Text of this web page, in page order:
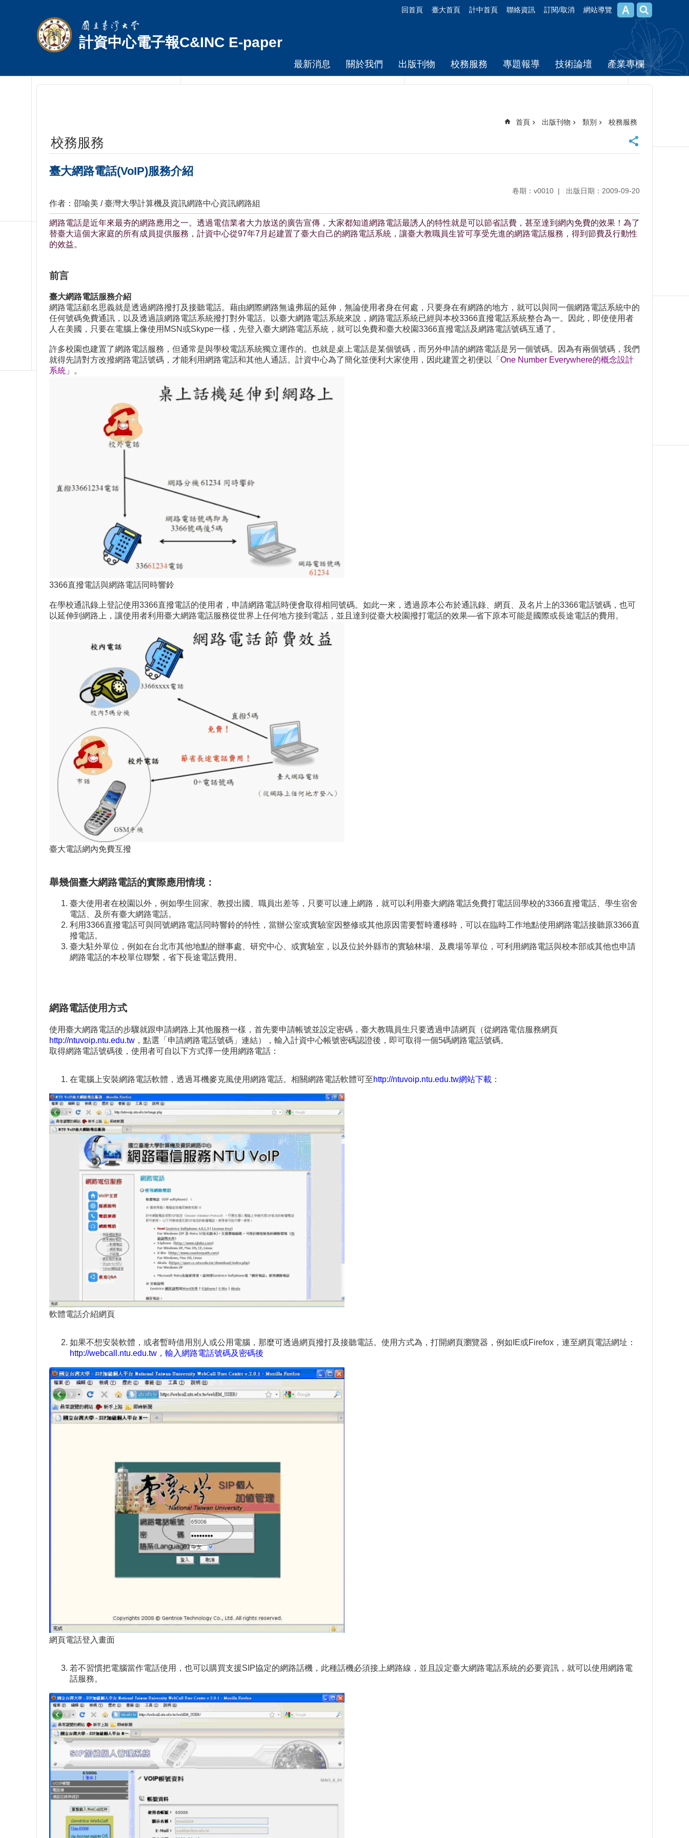
回首頁 臺大首頁 計中首頁 聯絡資訊 訂閱/取消 網站導覽
計資中心電子報C&INC E-paper
最新消息 關於我們 出版刊物 校務服務 專題報導 技術論壇 產業專欄
首頁 出版刊物 類別 校務服務
校務服務
臺大網路電話(VoIP)服務介紹
卷期：v0010 出版日期：2009-09-20
作者：邵喻美 / 臺灣大學計算機及資訊網路中心資訊網路組
網路電話是近年來最夯的網路應用之一。透過電信業者大力放送的廣告宣傳，大家都知道網路電話最誘人的特性就是可以節省話費，甚至達到網內免費的效果！為了
替臺大這個大家庭的所有成員提供服務，計資中心從97年7月起建置了臺大自己的網路電話系統，讓臺大教職員生皆可享受先進的網路電話服務，得到節費及行動性
的效益。
前言
臺大網路電話服務介紹
網路電話顧名思義就是透過網路撥打及接聽電話。藉由網際網路無遠弗屆的延伸，無論使用者身在何處，只要身在有網路的地方，就可以與同一個網路電話系統中的
任何號碼免費通訊，以及透過該網路電話系統撥打對外電話。以臺大網路電話系統來說，網路電話系統已經與本校3366直撥電話系統整合為一。因此，即使使用者
人在美國，只要在電腦上像使用MSN或Skype一樣，先登入臺大網路電話系統，就可以免費和臺大校園3366直撥電話及網路電話號碼互通了。
許多校園也建置了網路電話服務，但通常是與學校電話系統獨立運作的。也就是桌上電話是某個號碼，而另外申請的網路電話是另一個號碼。因為有兩個號碼，我們
就得先請對方改撥網路電話號碼，才能利用網路電話和其他人通話。計資中心為了簡化並便利大家使用，因此建置之初便以「 One Number Everywhere的概念設計
系統 」。
3366直撥電話與網路電話同時響鈴
在學校通訊錄上登記使用3366直撥電話的使用者，申請網路電話時便會取得相同號碼。如此一來，透過原本公布於通訊錄、網頁、及名片上的3366電話號碼，也可
以延伸到網路上，讓使用者利用臺大網路電話服務從世界上任何地方接到電話，並且達到從臺大校園撥打電話的效果—省下原本可能是國際或長途電話的費用。
臺大電話網內免費互撥
舉幾個臺大網路電話的實際應用情境：
臺大使用者在校園以外，例如學生回家、教授出國、職員出差等，只要可以連上網路，就可以利用臺大網路電話免費打電話回學校的3366直撥電話、學生宿舍
電話、及所有臺大網路電話。
利用3366直撥電話可與同號網路電話同時響鈴的特性，當辦公室或實驗室因整修或其他原因需要暫時遷移時，可以在臨時工作地點使用網路電話接聽原3366直
撥電話。
臺大駐外單位，例如在台北市其他地點的辦事處、研究中心、或實驗室，以及位於外縣市的實驗林場、及農場等單位，可利用網路電話與校本部或其他也申請
網路電話的本校單位聯繫，省下長途電話費用。
網路電話使用方式
使用臺大網路電話的步驟就跟申請網路上其他服務一樣，首先要申請帳號並設定密碼，臺大教職員生只要透過申請網頁（從網路電信服務網頁
http://ntuvoip.ntu.edu.tw ，點選「申請網路電話號碼」連結），輸入計資中心帳號密碼認證後，即可取得一個5碼網路電話號碼。
取得網路電話號碼後，使用者可自以下方式擇一使用網路電話：
在電腦上安裝網路電話軟體，透過耳機麥克風使用網路電話。相關網路電話軟體可至http://ntuvoip.ntu.edu.tw網站下載 ：
軟體電話介紹網頁
如果不想安裝軟體，或者暫時借用別人或公用電腦，那麼可透過網頁撥打及接聽電話。使用方式為，打開網頁瀏覽器，例如IE或Firefox，連至網頁電話網址：
http://webcall.ntu.edu.tw，輸入網路電話號碼及密碼後
網頁電話登入畫面
若不習慣把電腦當作電話使用，也可以購買支援SIP協定的網路話機，此種話機必須接上網路線，並且設定臺大網路電話系統的必要資訊，就可以使用網路電
話服務。